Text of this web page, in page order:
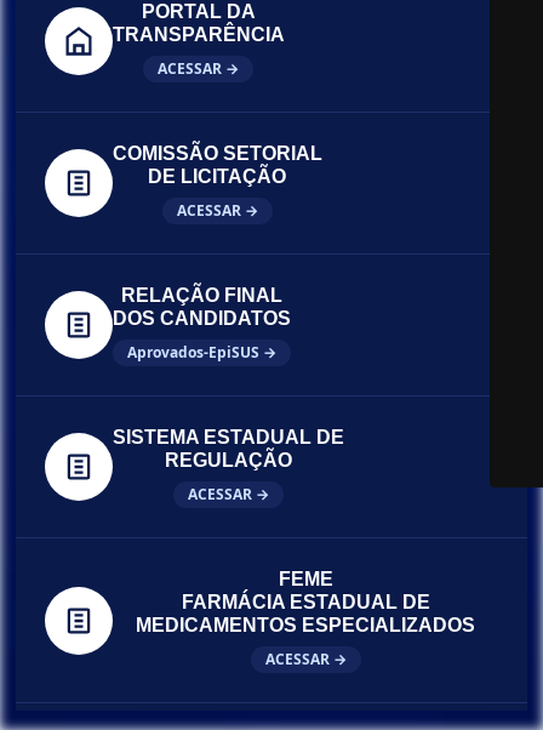
PORTAL DA
TRANSPARÊNCIA
ACESSAR →
COMISSÃO SETORIAL
DE LICITAÇÃO
ACESSAR →
RELAÇÃO FINAL
DOS CANDIDATOS
Aprovados-EpiSUS →
SISTEMA ESTADUAL DE
REGULAÇÃO
ACESSAR →
FEME
FARMÁCIA ESTADUAL DE
MEDICAMENTOS ESPECIALIZADOS
ACESSAR →